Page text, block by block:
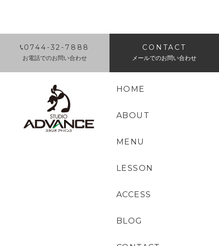
0744-32-7888
お電話でのお問い合わせ
CONTACT
メールでのお問い合わせ
HOME
ABOUT
MENU
LESSON
ACCESS
BLOG